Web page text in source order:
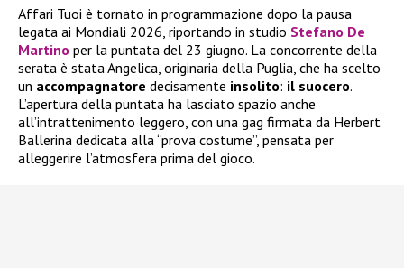
Affari Tuoi è tornato in programmazione dopo la pausa
legata ai Mondiali 2026, riportando in studio Stefano De
Martino per la puntata del 23 giugno. La concorrente della
serata è stata Angelica, originaria della Puglia, che ha scelto
un accompagnatore decisamente insolito: il suocero.
L’apertura della puntata ha lasciato spazio anche
all’intrattenimento leggero, con una gag firmata da Herbert
Ballerina dedicata alla “prova costume”, pensata per
alleggerire l’atmosfera prima del gioco.